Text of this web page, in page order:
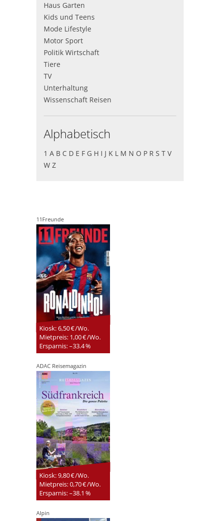
Haus Garten
Kids und Teens
Mode Lifestyle
Motor Sport
Politik Wirtschaft
Tiere
TV
Unterhaltung
Wissenschaft Reisen
Alphabetisch
1 A B C D E F G H I J K L M N O P R S T V
W Z
11Freunde
Kiosk: 6,50 € /Wo.
Mietpreis: 1,00 € /Wo.
Ersparnis: –33.4 %
ADAC Reisemagazin
Kiosk: 9,80 € /Wo.
Mietpreis: 0,70 € /Wo.
Ersparnis: –38.1 %
Alpin